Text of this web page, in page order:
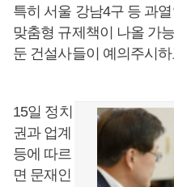
특히 서울 강남4구 등 과
맞춤형 규제책이 나올 가
둔 건설사들이 예의주시
15일 정치
권과 업계
등에 따르
면 문재인